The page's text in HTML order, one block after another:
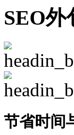
SEO外
节省时间